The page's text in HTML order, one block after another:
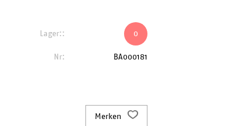
Lager:: 0
Nr: BA000181
Merken